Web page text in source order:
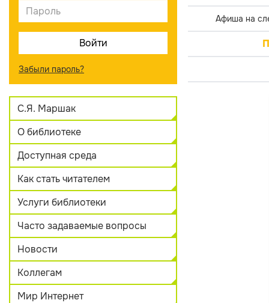
Забыли пароль?
С.Я. Маршак
О библиотеке
Доступная среда
Как стать читателем
Услуги библиотеки
Часто задаваемые вопросы
Новости
Коллегам
Мир Интернет
Афиша на